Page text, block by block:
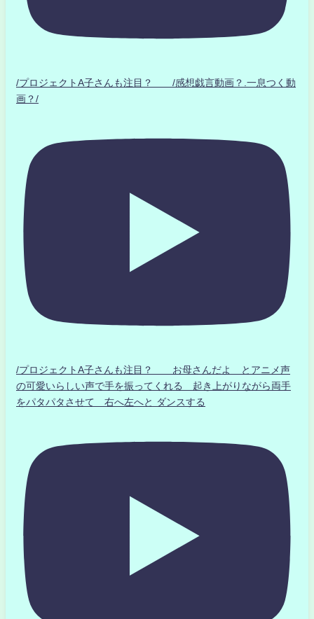
/プロジェクトA子さんも注目？ /感想戯言動画？.一息つく動
画？/
/プロジェクトA子さんも注目？ お母さんだよ とアニメ声
の可愛いらしい声で手を振ってくれる 起き上がりながら両手
をパタパタさせて 右へ左へと ダンスする